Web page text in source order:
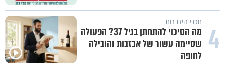
4 תכני הידברות
מה הסיכוי להתחתן בגיל 37? הפעולה
שסיימה עשור של אכזבות והובילה
לחופה
פותחים פתח קטן - ומקבלים